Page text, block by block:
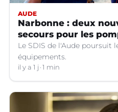
AUDE
Narbonne : deux
secours pour les
Le SDIS de l'Aude poursuit
équipements.
il y a 1 j 1 min